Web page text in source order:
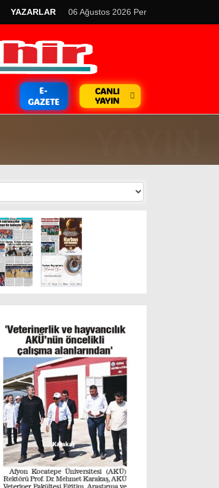
Dünya
Nöbetçi Eczaneler
SPOR
Puan Durumları
Magazin
Hava Durumu
SAĞLIK
YAZARLAR 06 Ağustos 2026 Per
E-
GAZETE
CANLI
YAYIN